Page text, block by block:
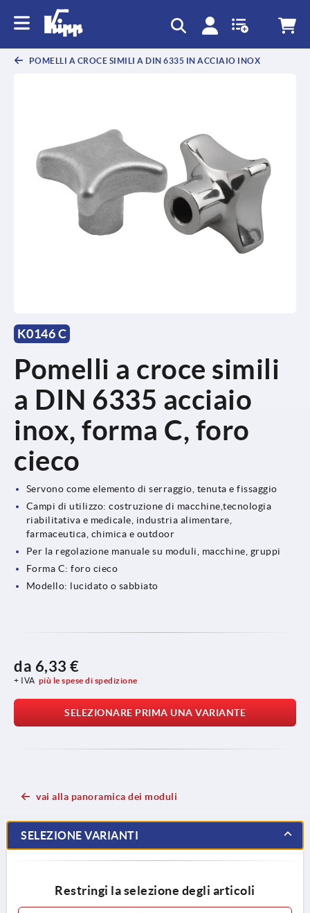
POMELLI A CROCE SIMILI A DIN 6335 IN ACCIAIO INOX
K0146 C
Pomelli a croce simili
a DIN 6335 acciaio
inox, forma C, foro
cieco
Servono come elemento di serraggio, tenuta e fissaggio
Campi di utilizzo: costruzione di macchine,tecnologia
riabilitativa e medicale, industria alimentare,
farmaceutica, chimica e outdoor
Per la regolazione manuale su moduli, macchine, gruppi
Forma C: foro cieco
Modello: lucidato o sabbiato
da 6,33 €
+ IVA più le spese di spedizione
SELEZIONARE PRIMA UNA VARIANTE
vai alla panoramica dei moduli
SELEZIONE VARIANTI
Restringi la selezione degli articoli